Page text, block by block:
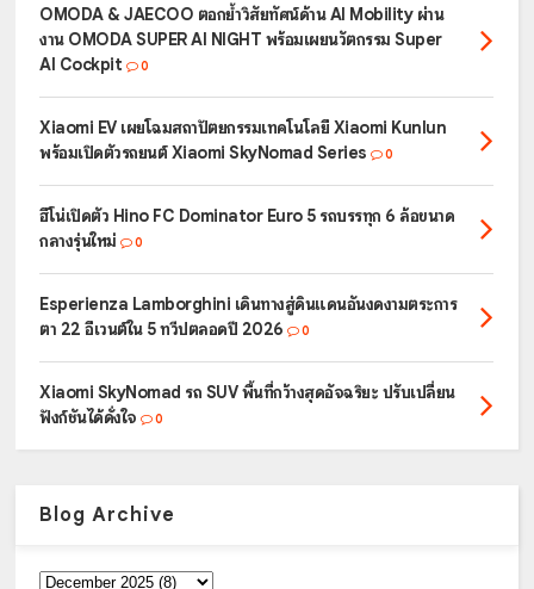
OMODA & JAECOO ตอกย้ำวิสัยทัศน์ด้าน AI Mobility ผ่าน
งาน OMODA SUPER AI NIGHT พร้อมเผยนวัตกรรม Super
AI Cockpit
0
Xiaomi EV เผยโฉมสถาปัตยกรรมเทคโนโลยี Xiaomi Kunlun
พร้อมเปิดตัวรถยนต์ Xiaomi SkyNomad Series
0
ฮีโน่เปิดตัว Hino FC Dominator Euro 5 รถบรรทุก 6 ล้อขนาด
กลางรุ่นใหม่
0
Esperienza Lamborghini เดินทางสู่ดินแดนอันงดงามตระการ
ตา 22 อีเวนต์ใน 5 ทวีปตลอดปี 2026
0
Xiaomi SkyNomad รถ SUV พื้นที่กว้างสุดอัจฉริยะ ปรับเปลี่ยน
ฟังก์ชันได้ดั่งใจ
0
Blog Archive